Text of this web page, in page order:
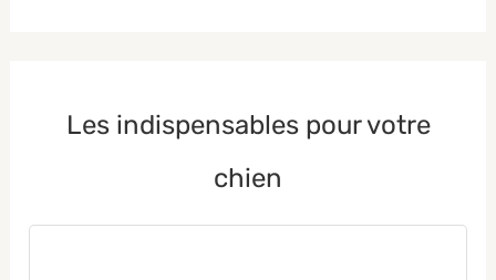
Les indispensables pour votre
chien